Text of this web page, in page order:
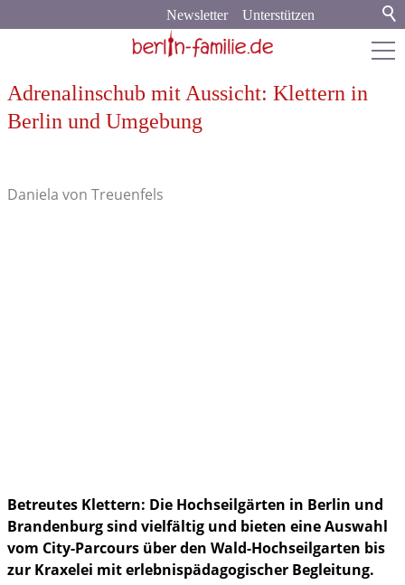
Unterstützen
Newsletter
berlin-familie.de
Stadtleben
im Notfall
Adrenalinschub mit Aussicht: Klettern in
Berlin und Umgebung
Daniela von Treuenfels
Betreutes Klettern: Die Hochseilgärten in Berlin und
Brandenburg sind vielfältig und bieten eine Auswahl
vom City-Parcours über den Wald-Hochseilgarten bis
zur Kraxelei mit erlebnispädagogischer Begleitung.